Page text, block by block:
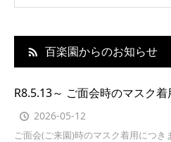
百楽園からのお知らせ
R8.5.13～ ご面会時のマスク
2026-05-12
ご面会(ご来園)時のマスク着用につき